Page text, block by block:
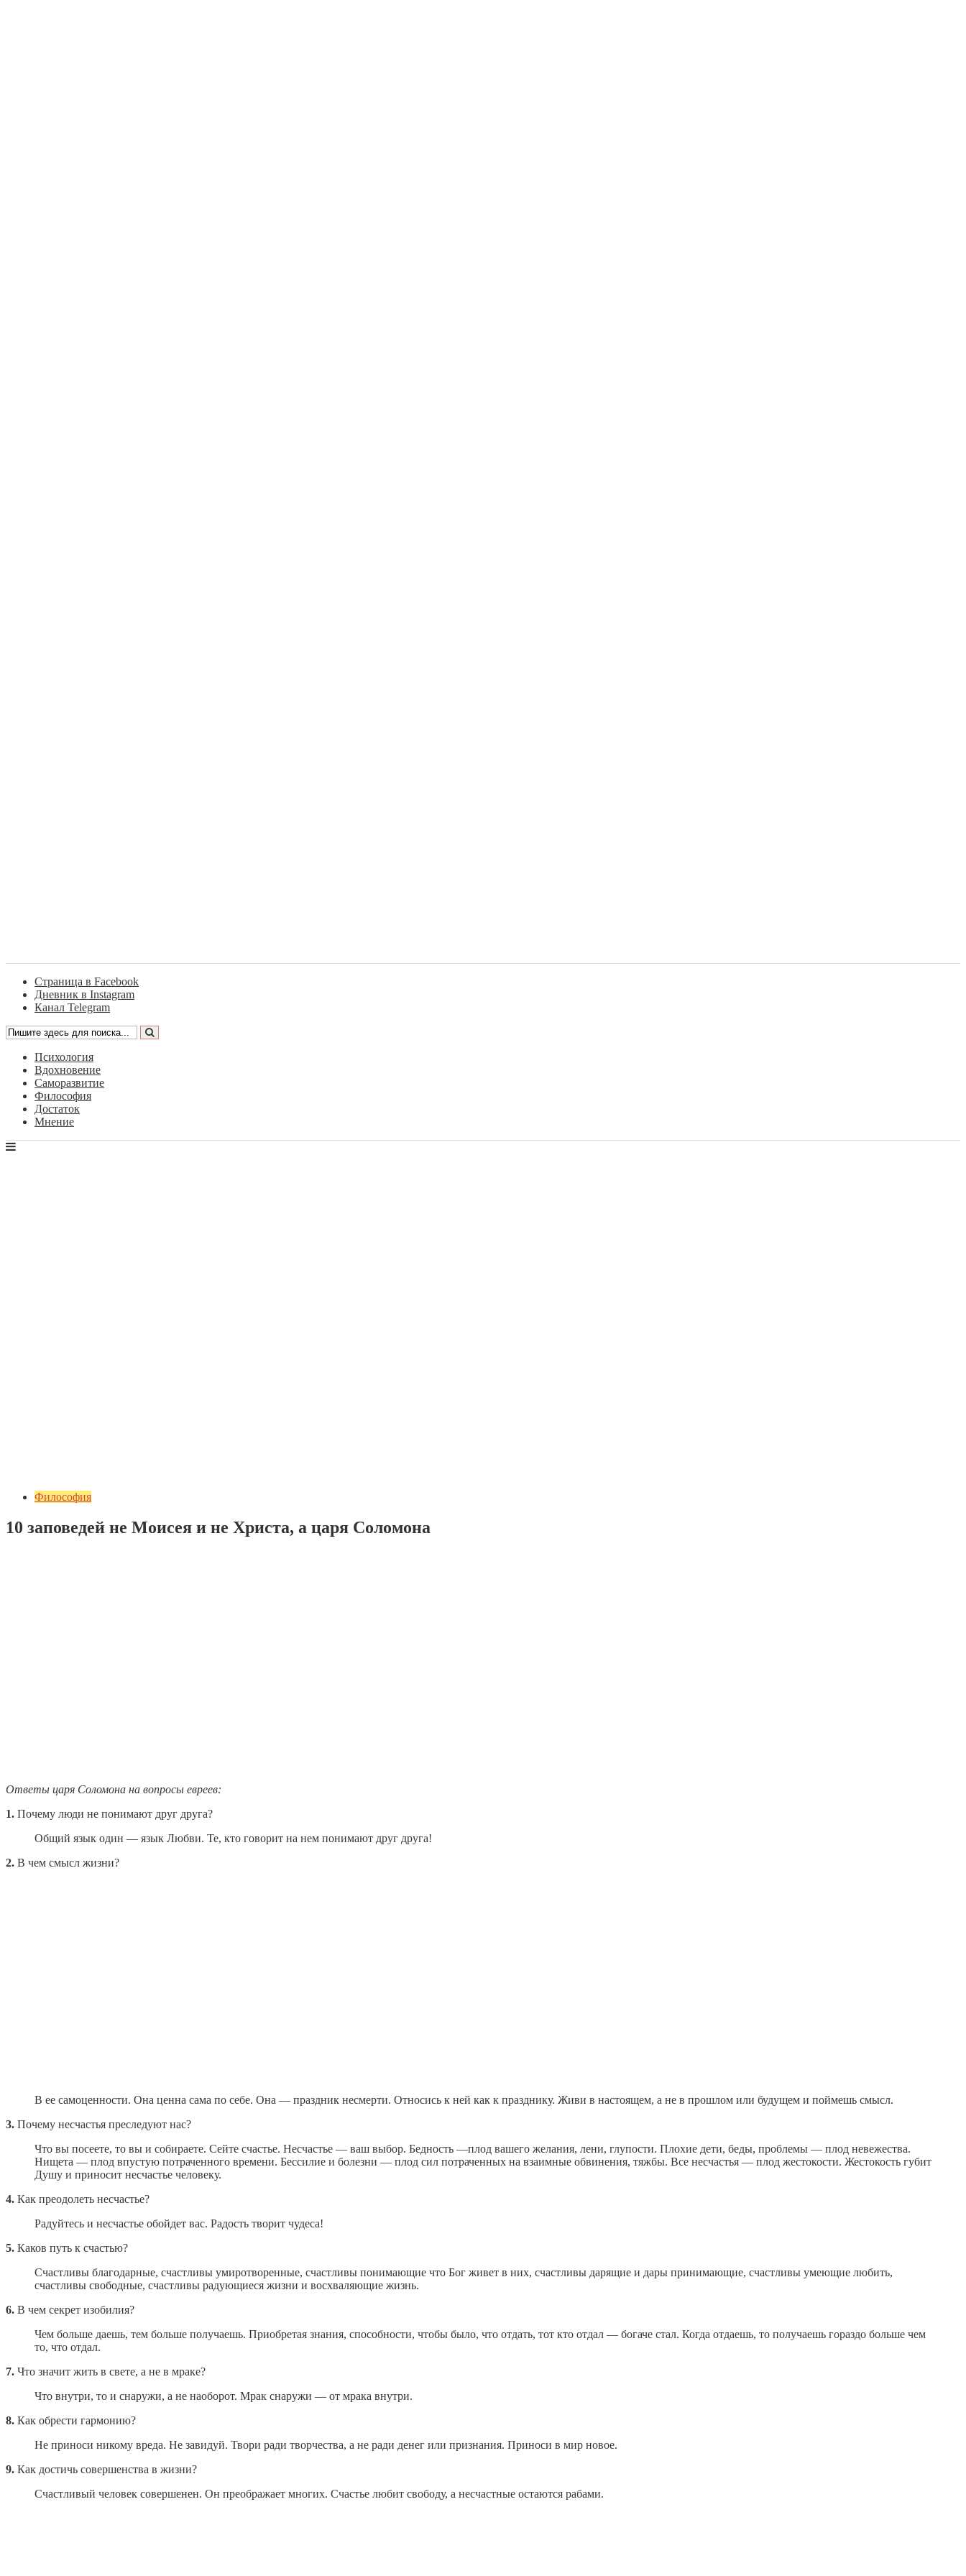
Страница в Facebook
Дневник в Instagram
Канал Telegram
Психология
Вдохновение
Саморазвитие
Философия
Достаток
Мнение
Философия
10 заповедей не Моисея и не Христа, а царя Соломона
Ответы царя Соломона на вопросы евреев:
1. Почему люди не понимают друг друга?
Общий язык один — язык Любви. Те, кто говорит на нем понимают друг друга!
2. В чем смысл жизни?
В ее самоценности. Она ценна сама по себе. Она — праздник несмерти. Относись к ней как к празднику. Живи в настоящем, а не в прошлом или будущем и поймешь смысл.
3. Почему несчастья преследуют нас?
Что вы посеете, то вы и собираете. Сейте счастье. Несчастье — ваш выбор. Бедность —плод вашего желания, лени, глупости. Плохие дети, беды, проблемы — плод невежества.
Нищета — плод впустую потраченного времени. Бессилие и болезни — плод сил потраченных на взаимные обвинения, тяжбы. Все несчастья — плод жестокости. Жестокость губит
Душу и приносит несчастье человеку.
4. Как преодолеть несчастье?
Радуйтесь и несчастье обойдет вас. Радость творит чудеса!
5. Каков путь к счастью?
Счастливы благодарные, счастливы умиротворенные, счастливы понимающие что Бог живет в них, счастливы дарящие и дары принимающие, счастливы умеющие любить,
счастливы свободные, счастливы радующиеся жизни и восхваляющие жизнь.
6. В чем секрет изобилия?
Чем больше даешь, тем больше получаешь. Приобретая знания, способности, чтобы было, что отдать, тот кто отдал — богаче стал. Когда отдаешь, то получаешь гораздо больше чем
то, что отдал.
7. Что значит жить в свете, а не в мраке?
Что внутри, то и снаружи, а не наоборот. Мрак снаружи — от мрака внутри.
8. Как обрести гармонию?
Не приноси никому вреда. Не завидуй. Твори ради творчества, а не ради денег или признания. Приноси в мир новое.
9. Как достичь совершенства в жизни?
Счастливый человек совершенен. Он преображает многих. Счастье любит свободу, а несчастные остаются рабами.